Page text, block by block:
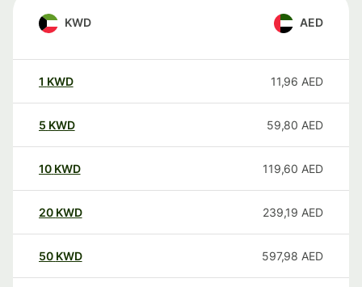
KWD AED
1 KWD 11,96 AED
5 KWD 59,80 AED
10 KWD 119,60 AED
20 KWD 239,19 AED
50 KWD 597,98 AED